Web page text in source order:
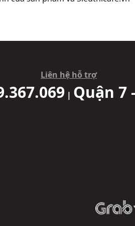
Liên hệ hỗ trợ
| Quận 7